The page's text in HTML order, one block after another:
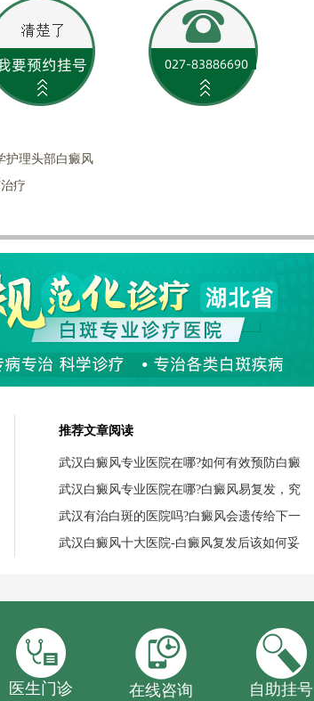
护理头部白癜风
疗
推荐文章阅读
武汉白癜风专业医院在哪?如何有效预防白癜
武汉白癜风专业医院在哪?白癜风易复发，究
武汉有治白斑的医院吗?白癜风会遗传给下一
武汉白癜风十大医院-白癜风复发后该如何妥
医生门诊 在线咨询 自助挂号